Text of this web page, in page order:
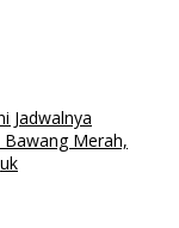
Jadwalnya
Merah,